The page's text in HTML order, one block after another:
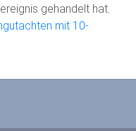
gehandelt hat.
mit 10-